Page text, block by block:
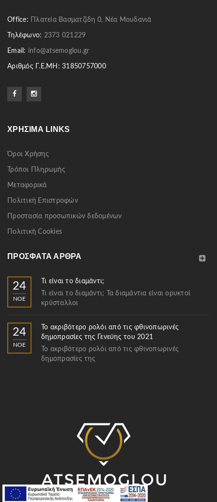
Office: Πλατεία Βασματζίδη 0, Νέα Μουδανιά
Τηλέφωνο: 2373 021229
Email: info@atsemoglou.gr
Αριθμός Γ.Ε.ΜΗ: 31850757000
ΧΡΉΣΙΜΑ LINKS
Όροι Χρήσης
Τρόποι Πληρωμής
Μεταφορικά
Πολιτική Επιστροφών
Προστασία προσωπικών δεδομένων
Πολιτική Cookies
ΠΡΌΣΦΑΤΑ ΆΡΘΡΑ
24
ΝΟΈ
Τι είναι το διαμάντι;
Τι είναι το διαμάντι; Τα διαμάντια είναι ορυκτοί
κρύσταλλοι
24
ΝΟΈ
Το ακριβότερο ρολόι από τις φθινοπωρινές
δημοπρασίες της Γενεύης του 2021
Το ακριβότερο ρολόι από τις φθινοπωρινές
δημοπρασίες της